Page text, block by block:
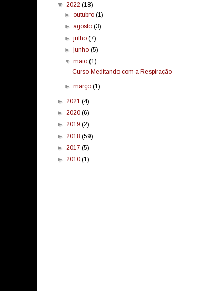
▼ 2022 (18)
►outubro (1)
► agosto (3)
►julho (7)
►junho (5)
▼maio (1)
Curso Meditando com a Respiração
►março (1)
► 2021 (4)
► 2020 (6)
► 2019 (2)
► 2018 (59)
► 2017 (5)
► 2010 (1)